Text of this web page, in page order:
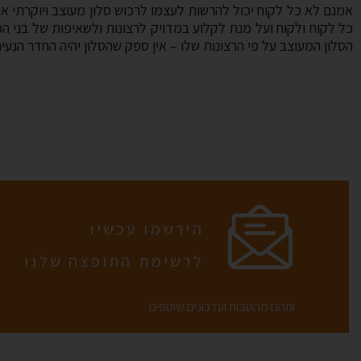
אמנם לא כל לקוח יכול להרשות לעצמו לרכוש סלון מעוצב ויוקרתי
כל לקוח ולקוח ועל מנת לקלוע במדויק לרצונות ולשאיפות של
הסלון המעוצב על פי הרצונות שלו – אין ספק שהסלון יהיה החדר
הירשמו עכשיו
לרשימת התופצה שלנו
ותהנו מהטבות ועדכונים שוטפים